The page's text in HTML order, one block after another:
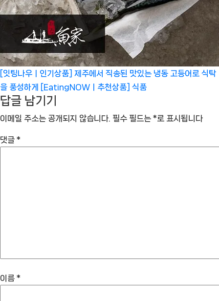
[잇팅나우ㅣ인기상품] 제주에서 직송된 맛있는 냉동 고등어로 식탁
을 풍성하게 [EatingNOWㅣ추천상품] 식품
답글 남기기
이메일 주소는 공개되지 않습니다. 필수 필드는 *로 표시됩니다
댓글 *
이름 *